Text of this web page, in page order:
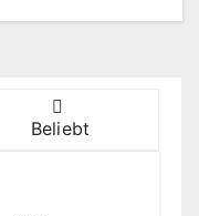
Beliebt